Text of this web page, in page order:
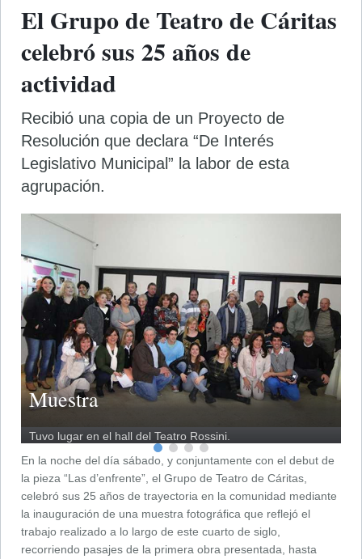
El Grupo de Teatro de Cáritas
celebró sus 25 años de
actividad
Recibió una copia de un Proyecto de
Resolución que declara “De Interés
Legislativo Municipal” la labor de esta
agrupación.
Muestra
Tuvo lugar en el hall del Teatro Rossini.
En la noche del día sábado, y conjuntamente con el debut de
la pieza “Las d’enfrente”, el Grupo de Teatro de Cáritas,
celebró sus 25 años de trayectoria en la comunidad mediante
la inauguración de una muestra fotográfica que reflejó el
trabajo realizado a lo largo de este cuarto de siglo,
recorriendo pasajes de la primera obra presentada, hasta